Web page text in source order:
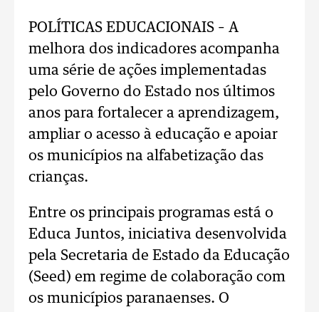
POLÍTICAS EDUCACIONAIS – A
melhora dos indicadores acompanha
uma série de ações implementadas
pelo Governo do Estado nos últimos
anos para fortalecer a aprendizagem,
ampliar o acesso à educação e apoiar
os municípios na alfabetização das
crianças.
Entre os principais programas está o
Educa Juntos, iniciativa desenvolvida
pela Secretaria de Estado da Educação
(Seed) em regime de colaboração com
os municípios paranaenses. O